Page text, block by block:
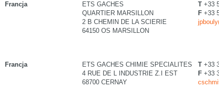
Francja
ETS GACHES
QUARTIER MARSILLON
2 B CHEMIN DE LA SCIERIE
64150 OS MARSILLON
T +33
F +33
Francja
ETS GACHES CHIMIE SPECIALITES
4 RUE DE L INDUSTRIE Z.I EST
68700 CERNAY
T +33
F +33